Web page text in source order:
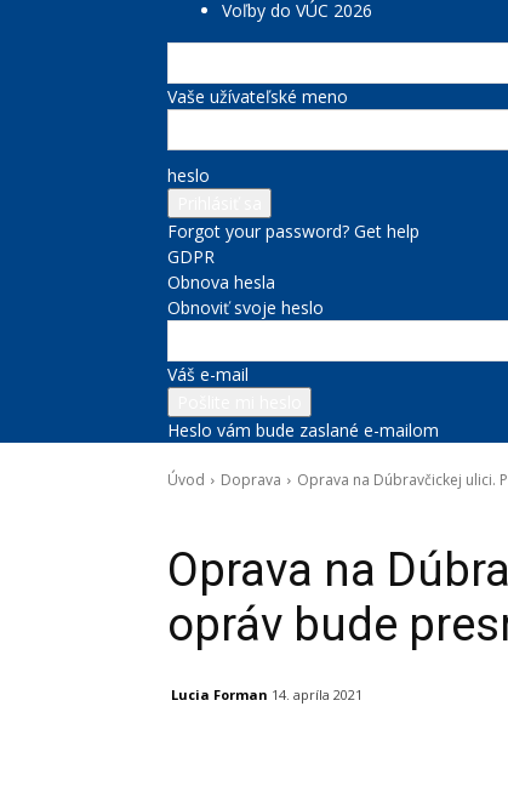
Voľby do VÚC 2026
Vaše užívateľské meno
heslo
Forgot your password? Get help
GDPR
Obnova hesla
Obnoviť svoje heslo
Váš e-mail
Heslo vám bude zaslané e-mailom
Úvod Doprava Oprava na Dúbravčickej ulici.
Oprava na
opráv bude
Lucia Forman 14. apríla 2021